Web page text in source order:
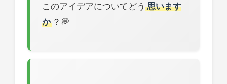
このアイデアについてどう 思います
か ？💭